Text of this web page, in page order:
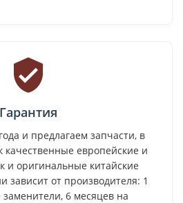
Гарантия
и предлагаем запчасти, в
качественные европейские и
и оригинальные китайские
зависит от производителя: 1
6 месяцев на